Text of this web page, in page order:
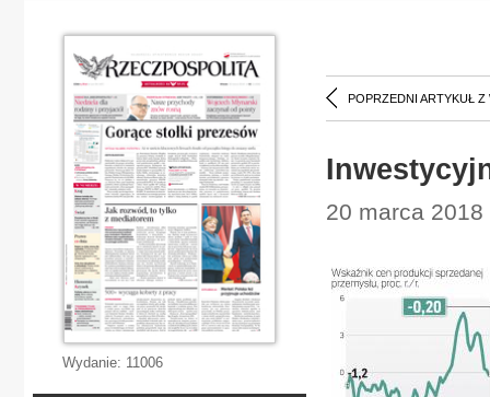
POPRZEDNI ARTYKUŁ Z
20 marca
Wydanie: 11006